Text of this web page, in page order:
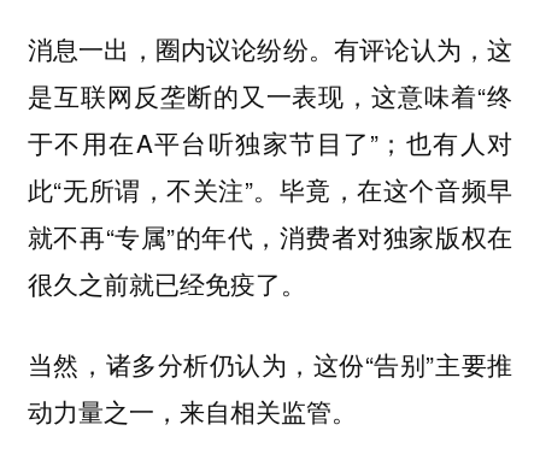
消息一出，圈内议论纷纷。有评论认为，这
是互联网反垄断的又一表现，这意味着“终
于不用在A平台听独家节目了”；也有人对
此“无所谓，不关注”。毕竟，在这个音频早
就不再“专属”的年代，消费者对独家版权在
很久之前就已经免疫了。
当然，诸多分析仍认为，这份“告别”主要推
动力量之一，来自相关监管。